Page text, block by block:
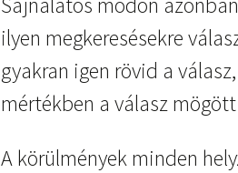
ilyen megkeresésekre
gyakran igen rövid a
mértékben a válasz
A körülmények minden